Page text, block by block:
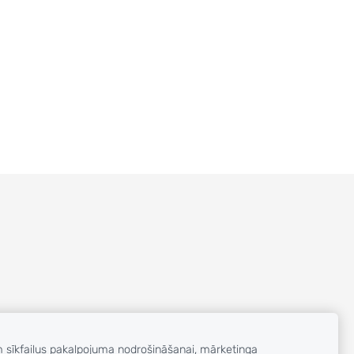
sīkfailus pakalpojuma nodrošināšanai, mārketinga